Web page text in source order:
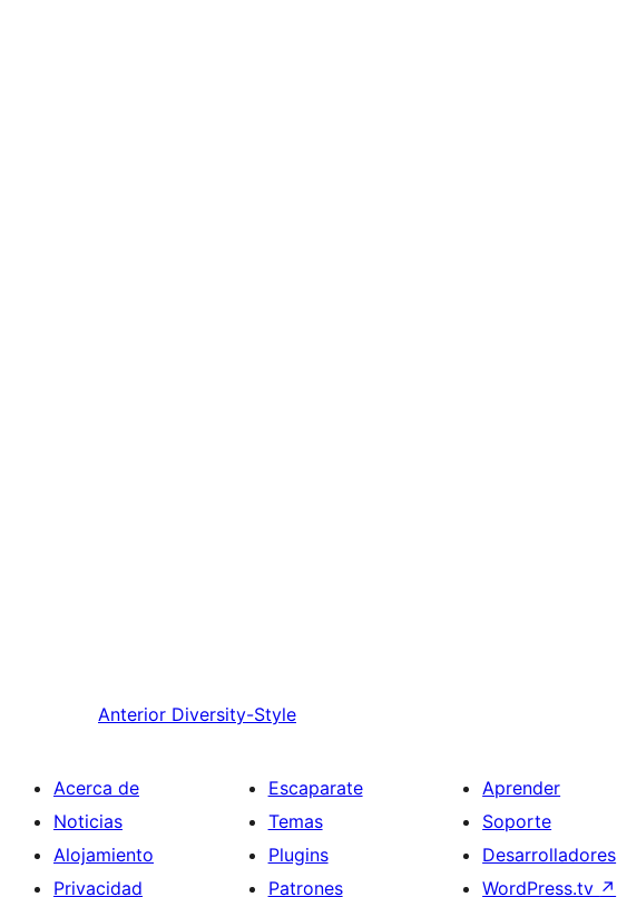
Anterior Diversity-Style
Acerca de
Noticias
Alojamiento
Privacidad
Escaparate
Temas
Plugins
Patrones
Aprender
Soporte
Desarrolladores
WordPress.tv ↗